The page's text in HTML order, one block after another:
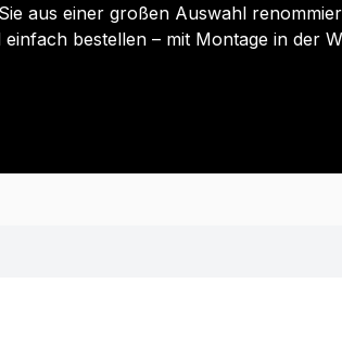
aus einer großen Auswahl
bestellen – mit Montage in der